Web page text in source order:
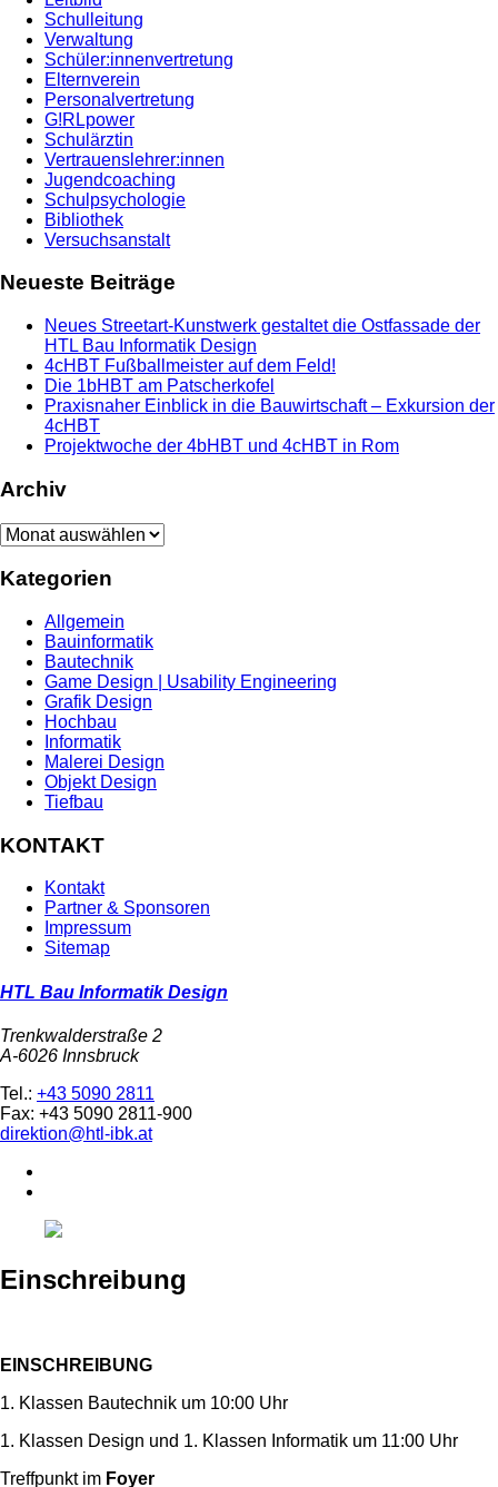
Schulleitung
Verwaltung
Schüler:innenvertretung
Elternverein
Personalvertretung
G!RLpower
Schulärztin
Vertrauenslehrer:innen
Jugendcoaching
Schulpsychologie
Bibliothek
Versuchsanstalt
Neueste Beiträge
Neues Streetart-Kunstwerk gestaltet die Ostfassade der
HTL Bau Informatik Design
4cHBT Fußballmeister auf dem Feld!
Die 1bHBT am Patscherkofel
Praxisnaher Einblick in die Bauwirtschaft – Exkursion der
4cHBT
Projektwoche der 4bHBT und 4cHBT in Rom
Archiv
Archiv
Kategorien
Allgemein
Bauinformatik
Bautechnik
Game Design | Usability Engineering
Grafik Design
Hochbau
Informatik
Malerei Design
Objekt Design
Tiefbau
KONTAKT
Kontakt
Partner & Sponsoren
Impressum
Sitemap
HTL Bau Informatik Design
Trenkwalderstraße 2
A-6026 Innsbruck
Tel.: +43 5090 2811
Fax: +43 5090 2811-900
direktion@htl-ibk.at
Einschreibung
EINSCHREIBUNG
1. Klassen Bautechnik um 10:00 Uhr
1. Klassen Design und 1. Klassen Informatik um 11:00 Uhr
Treffpunkt im Foyer